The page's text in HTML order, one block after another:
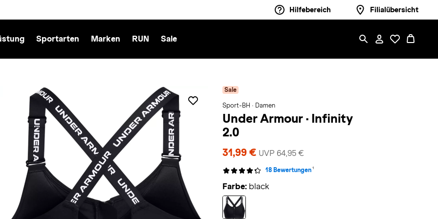
Hilfebereich Filialübersicht
Sportarten Marken RUN Sale
Sale
Sport-BH · Damen
Under Armour · Infinity
2.0
31,99 € UVP 64,95 €
18 Bewertungen 1
Farbe: black